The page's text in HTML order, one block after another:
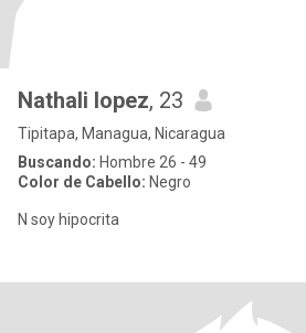
Nathali lopez, 23
Tipitapa, Managua, Nicaragua
Buscando: Hombre 26 - 49
Color de Cabello: Negro
N soy hipocrita